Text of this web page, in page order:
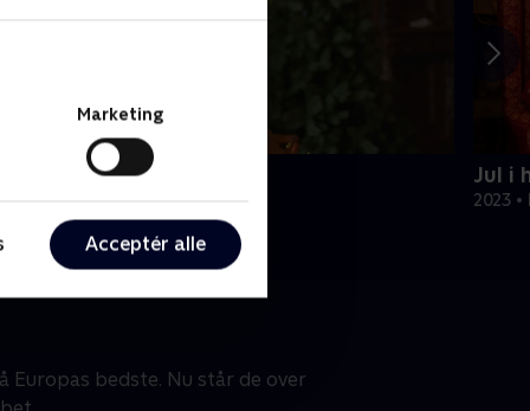
Marketing
Acceptér alle
Jul på slottet - Warwick
• Livsstil • 46 min
Jul i
2023
Europas bedste. Nu står de over